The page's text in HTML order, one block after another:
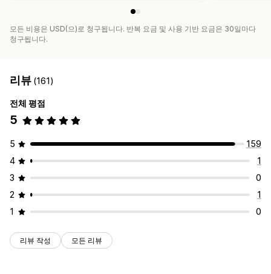
모든 비용은 USD(으)로 청구됩니다. 반복 요금 및 사용 기반 요금은 30일마다
청구됩니다.
리뷰 (161)
전체 평점
5
5
159
4
1
3
0
2
1
1
0
리뷰 작성 모든 리뷰